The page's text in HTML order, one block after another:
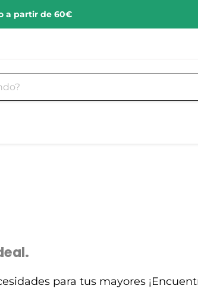
a partir de 60€
para tus mayores